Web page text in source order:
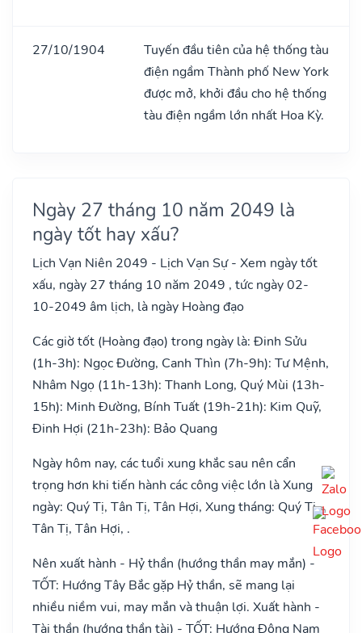
27/10/1904
Tuyến đầu tiên của hệ thống tàu
điện ngầm Thành phố New York
được mở, khởi đầu cho hệ thống
tàu điện ngầm lớn nhất Hoa Kỳ.
Ngày 27 tháng 10 năm 2049 là
ngày tốt hay xấu?
Lịch Vạn Niên 2049 - Lịch Vạn Sự - Xem ngày tốt
xấu, ngày 27 tháng 10 năm 2049 , tức ngày 02-
10-2049 âm lịch, là ngày Hoàng đạo
Các giờ tốt (Hoàng đạo) trong ngày là: Đinh Sửu
(1h-3h): Ngọc Đường, Canh Thìn (7h-9h): Tư Mệnh,
Nhâm Ngọ (11h-13h): Thanh Long, Quý Mùi (13h-
15h): Minh Đường, Bính Tuất (19h-21h): Kim Quỹ,
Đinh Hợi (21h-23h): Bảo Quang
Ngày hôm nay, các tuổi xung khắc sau nên cẩn
trọng hơn khi tiến hành các công việc lớn là Xung
ngày: Quý Tị, Tân Tị, Tân Hợi, Xung tháng: Quý Tị,
Tân Tị, Tân Hợi, .
Nên xuất hành - Hỷ thần (hướng thần may mắn) -
TỐT: Hướng Tây Bắc gặp Hỷ thần, sẽ mang lại
nhiều niềm vui, may mắn và thuận lợi. Xuất hành -
Tài thần (hướng thần tài) - TỐT: Hướng Đông Nam